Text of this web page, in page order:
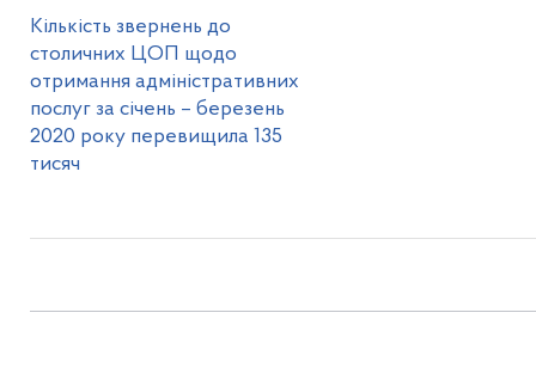
Кількість звернень до
столичних ЦОП щодо
отримання адміністративних
послуг за січень – березень
2020 року перевищила 135
тисяч